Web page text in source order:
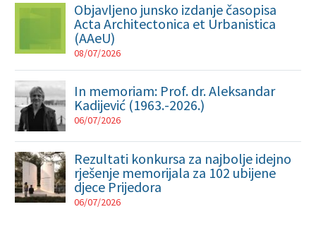
Objavljeno junsko izdanje časopisa
Acta Architectonica et Urbanistica
(AAeU)
08/07/2026
In memoriam: Prof. dr. Aleksandar
Kadijević (1963.-2026.)
06/07/2026
Rezultati konkursa za najbolje idejno
rješenje memorijala za 102 ubijene
djece Prijedora
06/07/2026